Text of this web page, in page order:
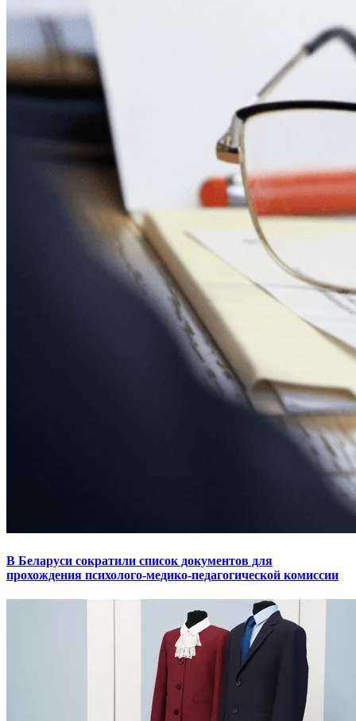
В Беларуси сократили список документов для
прохождения психолого-медико-педагогической комиссии